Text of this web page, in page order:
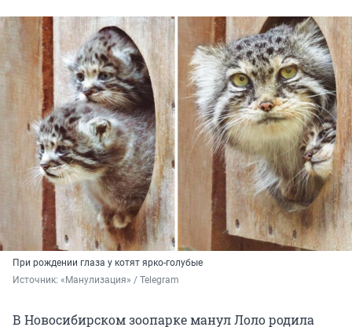
При рождении глаза у котят ярко-голубые
Источник: «Манулизация» / Telegram
В Новосибирском зоопарке манул Лоло родила